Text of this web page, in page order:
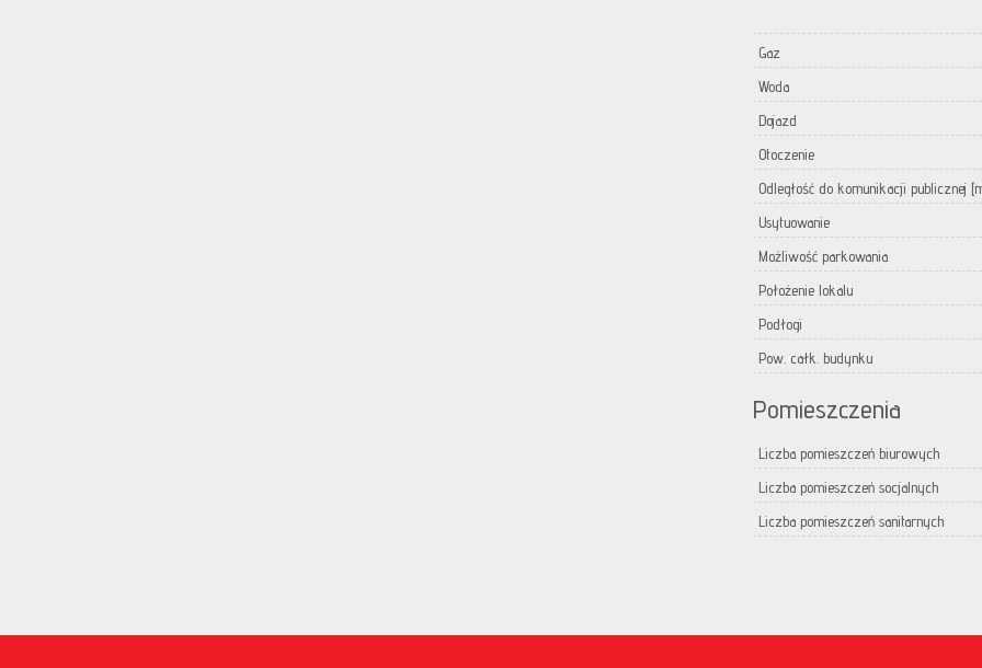
Gaz
Woda
Dojazd
Otoczenie
Odległość do komunikacji publicznej
Usytuowanie
Możliwość parkowania
Położenie lokalu
Podłogi
Pow. całk. budynku
Pomieszczenia
Liczba pomieszczeń biurowych
Liczba pomieszczeń socjalnych
Liczba pomieszczeń sanitarnych